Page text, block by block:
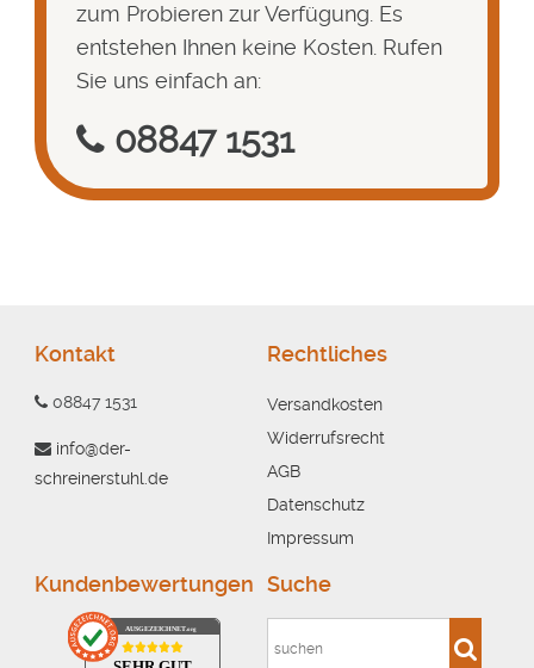
zum Probieren zur Verfügung. Es
entstehen Ihnen keine Kosten. Rufen
Sie uns einfach an:
08847 1531
Kontakt
08847 1531
info@der-
schreinerstuhl.de
Rechtliches
Versandkosten
Widerrufsrecht
AGB
Datenschutz
Impressum
Kundenbewertungen
AUSGEZEICHNET.org
Suche